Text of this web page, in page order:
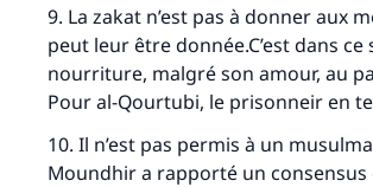
9. La zakat n’est pas à donner aux
peut leur être donnée.C’est dans
nourriture, malgré son amour, au
Pour al-Qourtubi, le prisonneir en
10. Il n’est pas permis à un
Moundhir a rapporté un consensus